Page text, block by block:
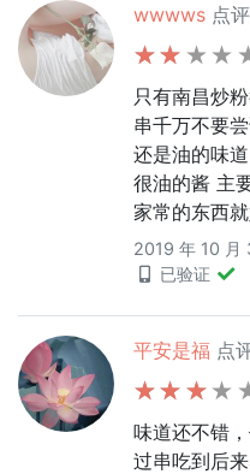
wwwws 点评
只有南昌炒
串千万不要
还是油的味
很油的酱 主
家常的东西
2019 年 10 月
已验证
平安是福 点
味道还不错
过串吃到后